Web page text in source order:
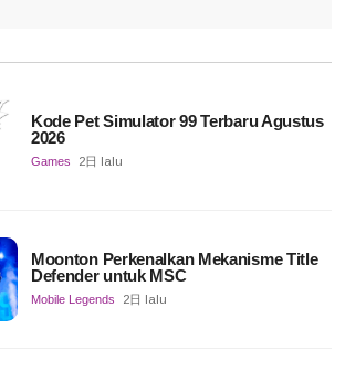
Kode Pet Simulator 99 Terbaru Agustus
2026
Games 2日 lalu
Moonton Perkenalkan Mekanisme Title
Defender untuk MSC
Mobile Legends 2日 lalu